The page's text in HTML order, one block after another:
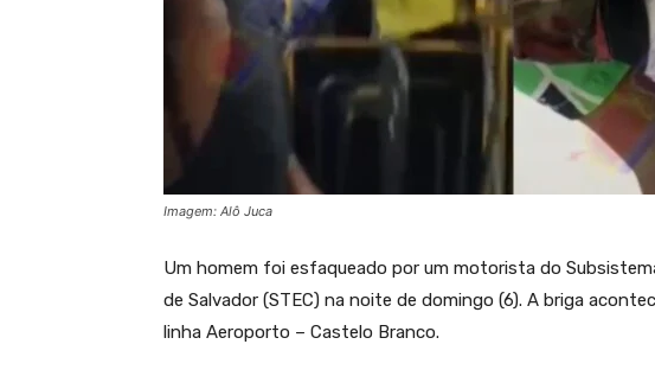
Imagem: Alô Juca
Um homem foi esfaqueado por um motorista do
de Salvador (STEC) na noite de domingo (6). A briga
linha Aeroporto – Castelo Branco.